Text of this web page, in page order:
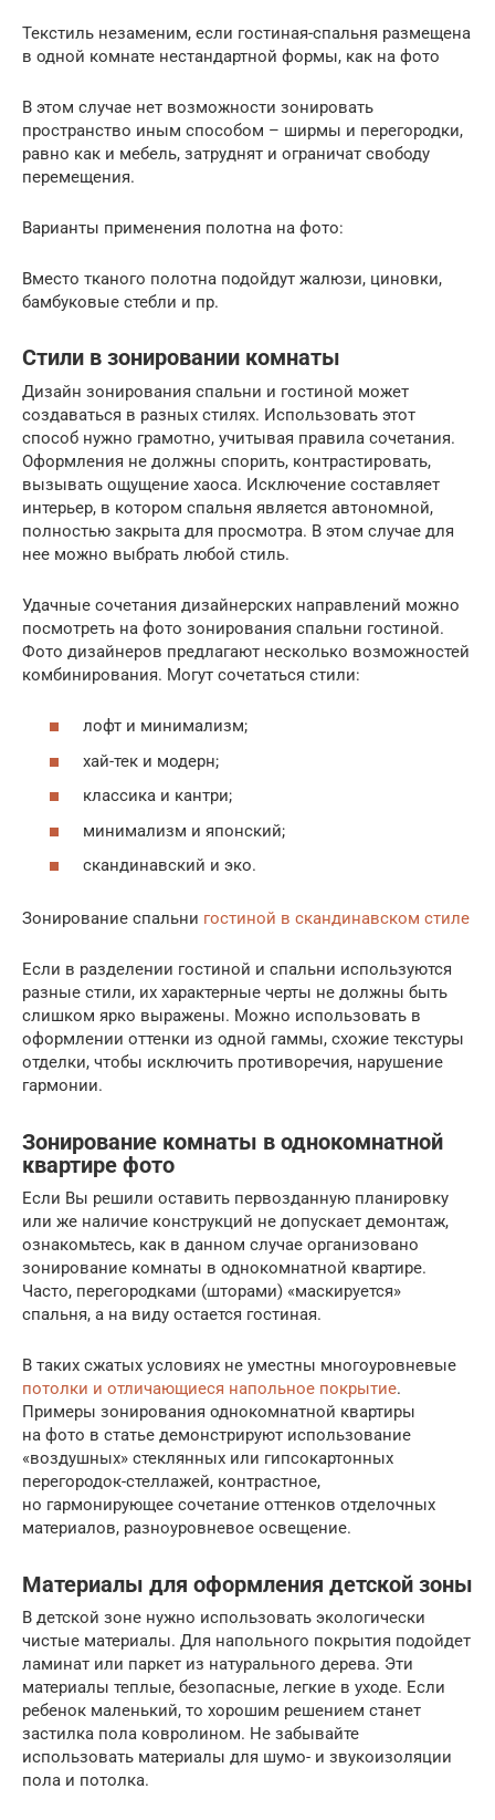
Текстиль незаменим, если гостиная-спальня размещена
в одной комнате нестандартной формы, как на фото
В этом случае нет возможности зонировать
пространство иным способом – ширмы и перегородки,
равно как и мебель, затруднят и ограничат свободу
перемещения.
Варианты применения полотна на фото:
Вместо тканого полотна подойдут жалюзи, циновки,
бамбуковые стебли и пр.
Стили в зонировании комнаты
Дизайн зонирования спальни и гостиной может
создаваться в разных стилях. Использовать этот
способ нужно грамотно, учитывая правила сочетания.
Оформления не должны спорить, контрастировать,
вызывать ощущение хаоса. Исключение составляет
интерьер, в котором спальня является автономной,
полностью закрыта для просмотра. В этом случае для
нее можно выбрать любой стиль.
Удачные сочетания дизайнерских направлений можно
посмотреть на фото зонирования спальни гостиной.
Фото дизайнеров предлагают несколько возможностей
комбинирования. Могут сочетаться стили:
лофт и минимализм;
хай-тек и модерн;
классика и кантри;
минимализм и японский;
скандинавский и эко.
Зонирование спальни гостиной в скандинавском стиле
Если в разделении гостиной и спальни используются
разные стили, их характерные черты не должны быть
слишком ярко выражены. Можно использовать в
оформлении оттенки из одной гаммы, схожие текстуры
отделки, чтобы исключить противоречия, нарушение
гармонии.
Зонирование комнаты в однокомнатной
квартире фото
Если Вы решили оставить первозданную планировку
или же наличие конструкций не допускает демонтаж,
ознакомьтесь, как в данном случае организовано
зонирование комнаты в однокомнатной квартире.
Часто, перегородками (шторами) «маскируется»
спальня, а на виду остается гостиная.
В таких сжатых условиях не уместны многоуровневые
потолки и отличающиеся напольное покрытие.
Примеры зонирования однокомнатной квартиры
на фото в статье демонстрируют использование
«воздушных» стеклянных или гипсокартонных
перегородок-стеллажей, контрастное,
но гармонирующее сочетание оттенков отделочных
материалов, разноуровневое освещение.
Материалы для оформления детской зоны
В детской зоне нужно использовать экологически
чистые материалы. Для напольного покрытия подойдет
ламинат или паркет из натурального дерева. Эти
материалы теплые, безопасные, легкие в уходе. Если
ребенок маленький, то хорошим решением станет
застилка пола ковролином. Не забывайте
использовать материалы для шумо- и звукоизоляции
пола и потолка.